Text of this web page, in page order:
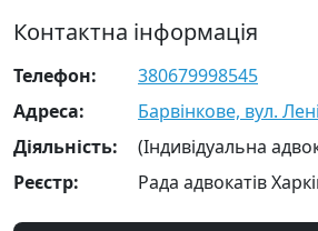
Контактна інформація
Телефон:
380679998545
Адреса:
Барвінкове, вул.
Діяльність:
(Індивідуальна
Реєстр:
Рада адвокатів